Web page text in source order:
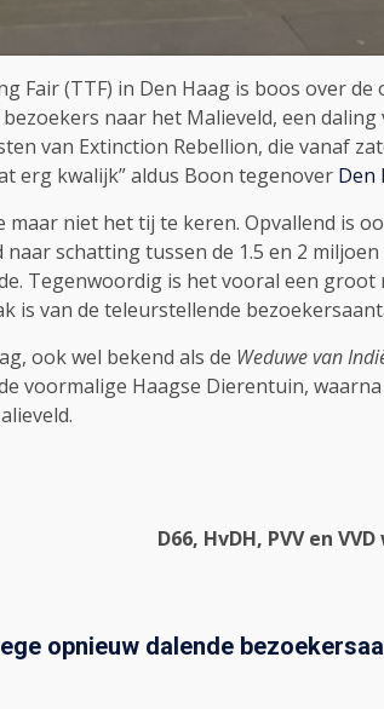
Fair (TTF) in Den Haag is boos over
naar het Malieveld, een
van Extinction Rebellion, die vanaf
erg kwalijk” aldus Boon tegenover Den
niet het tij te keren. Opvallend is
schatting tussen de 1.5 en 2
Tegenwoordig is het vooral een
van de teleurstellende
ook wel bekend als de Weduwe van
voormalige Haagse Dierentuin,
D66, HvDH, PVV en
opnieuw dalende